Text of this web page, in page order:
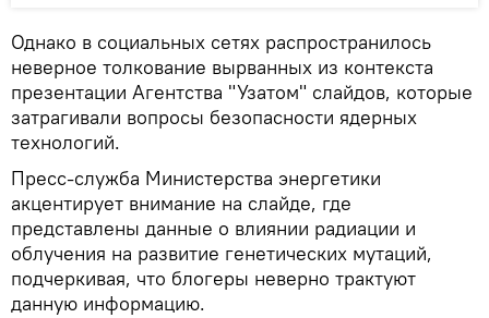
Однако в социальных сетях распространилось
неверное толкование вырванных из контекста
презентации Агентства "Узатом" слайдов, которые
затрагивали вопросы безопасности ядерных
технологий.
Пресс-служба Министерства энергетики
акцентирует внимание на слайде, где
представлены данные о влиянии радиации и
облучения на развитие генетических мутаций,
подчеркивая, что блогеры неверно трактуют
данную информацию.